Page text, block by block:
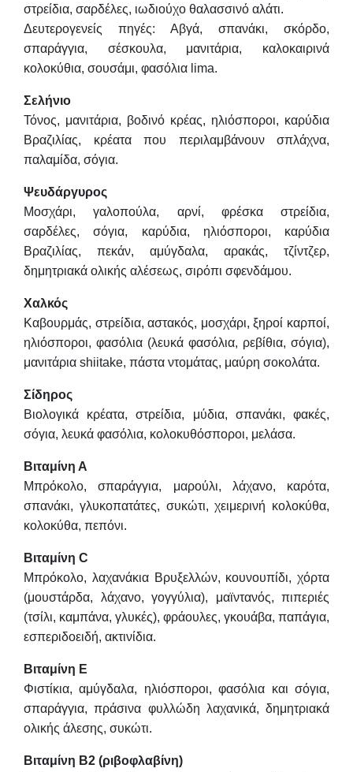
στρείδια, σαρδέλες, ιωδιούχο θαλασσινό αλάτι.
Δευτερογενείς πηγές: Αβγά, σπανάκι, σκόρδο,
σπαράγγια, σέσκουλα, μανιτάρια, καλοκαιρινά
κολοκύθια, σουσάμι, φασόλια lima.
Σελήνιο
Τόνος, μανιτάρια, βοδινό κρέας, ηλιόσποροι, καρύδια
Βραζιλίας, κρέατα που περιλαμβάνουν σπλάχνα,
παλαμίδα, σόγια.
Ψευδάργυρος
Μοσχάρι, γαλοπούλα, αρνί, φρέσκα στρείδια,
σαρδέλες, σόγια, καρύδια, ηλιόσποροι, καρύδια
Βραζιλίας, πεκάν, αμύγδαλα, αρακάς, τζίντζερ,
δημητριακά ολικής αλέσεως, σιρόπι σφενδάμου.
Χαλκός
Καβουρμάς, στρείδια, αστακός, μοσχάρι, ξηροί καρποί,
ηλιόσποροι, φασόλια (λευκά φασόλια, ρεβίθια, σόγια),
μανιτάρια shiitake, πάστα ντομάτας, μαύρη σοκολάτα.
Σίδηρος
Βιολογικά κρέατα, στρείδια, μύδια, σπανάκι, φακές,
σόγια, λευκά φασόλια, κολοκυθόσποροι, μελάσα.
Βιταμίνη Α
Μπρόκολο, σπαράγγια, μαρούλι, λάχανο, καρότα,
σπανάκι, γλυκοπατάτες, συκώτι, χειμερινή κολοκύθα,
κολοκύθα, πεπόνι.
Βιταμίνη C
Μπρόκολο, λαχανάκια Βρυξελλών, κουνουπίδι, χόρτα
(μουστάρδα, λάχανο, γογγύλια), μαϊντανός, πιπεριές
(τσίλι, καμπάνα, γλυκές), φράουλες, γκουάβα, παπάγια,
εσπεριδοειδή, ακτινίδια.
Βιταμίνη Ε
Φιστίκια, αμύγδαλα, ηλιόσποροι, φασόλια και σόγια,
σπαράγγια, πράσινα φυλλώδη λαχανικά, δημητριακά
ολικής άλεσης, συκώτι.
Βιταμίνη Β2 (ριβοφλαβίνη)